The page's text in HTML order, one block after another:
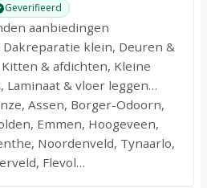
Geverifieerd
aanbiedingen
Dakreparatie klein, Deuren &
& afdichten, Kleine
Laminaat & vloer leggen…
Assen, Borger-Odoorn,
Emmen, Hoogeveen,
Noordenveld, Tynaarlo,
Flevol…